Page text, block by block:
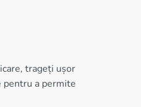
trageți ușor
pentru a permite